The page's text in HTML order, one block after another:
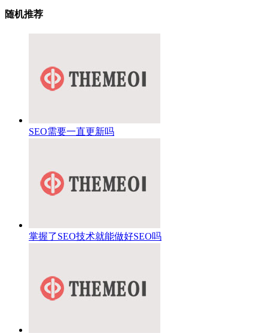
随机推荐
SEO需要一直更新吗
掌握了SEO技术就能做好SEO吗